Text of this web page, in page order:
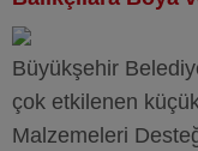
Büyükşehir
çok etkilenen
Malzemeleri